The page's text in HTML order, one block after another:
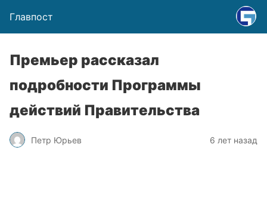
Главпост
Премьер рассказал
подробности Программы
действий Правительства
Петр Юрьев 6 лет назад